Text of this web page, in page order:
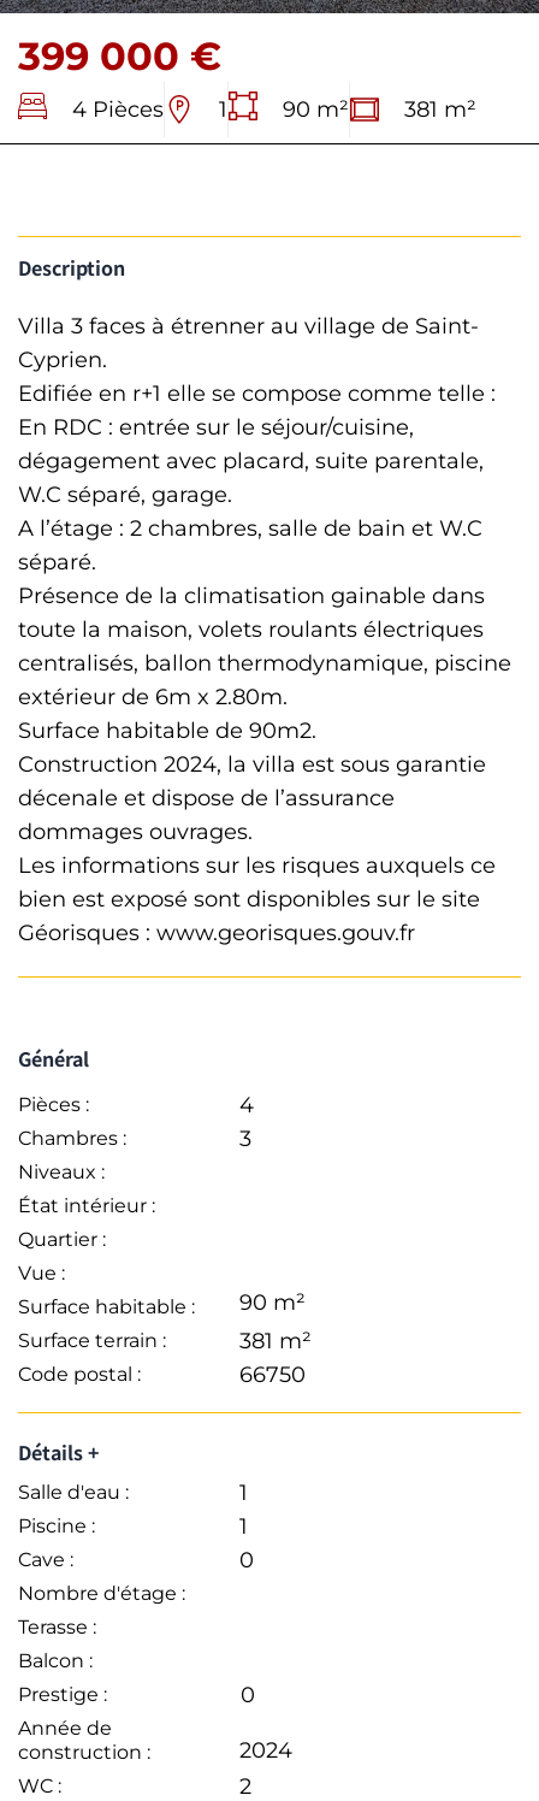
399 000 €
4 Pièces 1 90 m² 381 m²
Description
Villa 3 faces à étrenner au village de Saint-
Cyprien.
Edifiée en r+1 elle se compose comme telle :
En RDC : entrée sur le séjour/cuisine,
dégagement avec placard, suite parentale,
W.C séparé, garage.
A l’étage : 2 chambres, salle de bain et W.C
séparé.
Présence de la climatisation gainable dans
toute la maison, volets roulants électriques
centralisés, ballon thermodynamique, piscine
extérieur de 6m x 2.80m.
Surface habitable de 90m2.
Construction 2024, la villa est sous garantie
décenale et dispose de l’assurance
dommages ouvrages.
Les informations sur les risques auxquels ce
bien est exposé sont disponibles sur le site
Géorisques : www.georisques.gouv.fr
Général
Pièces : 4
Chambres : 3
Niveaux :
État intérieur :
Quartier :
Vue :
Surface habitable :
90 m²
Surface terrain : 381 m²
Code postal : 66750
Détails +
Salle d'eau : 1
Piscine : 1
Cave : 0
Nombre d'étage :
Terasse :
Balcon :
Prestige :
0
Année de
construction :
2024
WC : 2